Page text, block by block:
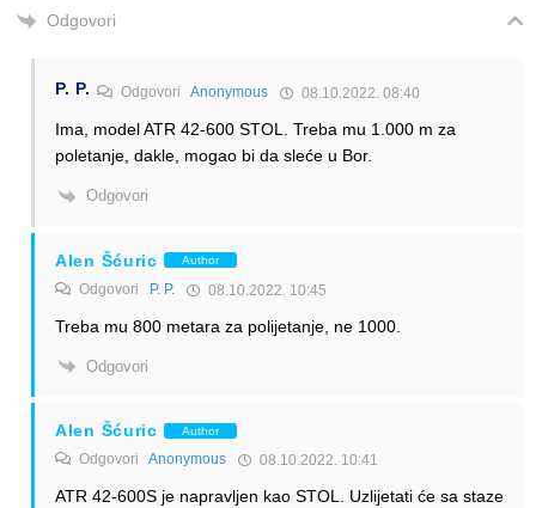
Odgovori
P. P. Odgovori Anonymous 08.10.2022. 08:40
Ima, model ATR 42-600 STOL. Treba mu 1.000 m za
poletanje, dakle, mogao bi da sleće u Bor.
Odgovori
Alen Šćuric Author
Odgovori P. P. 08.10.2022. 10:45
Treba mu 800 metara za polijetanje, ne 1000.
Odgovori
Alen Šćuric Author
Odgovori Anonymous 08.10.2022. 10:41
ATR 42-600S je napravljen kao STOL. Uzlijetati će sa staze